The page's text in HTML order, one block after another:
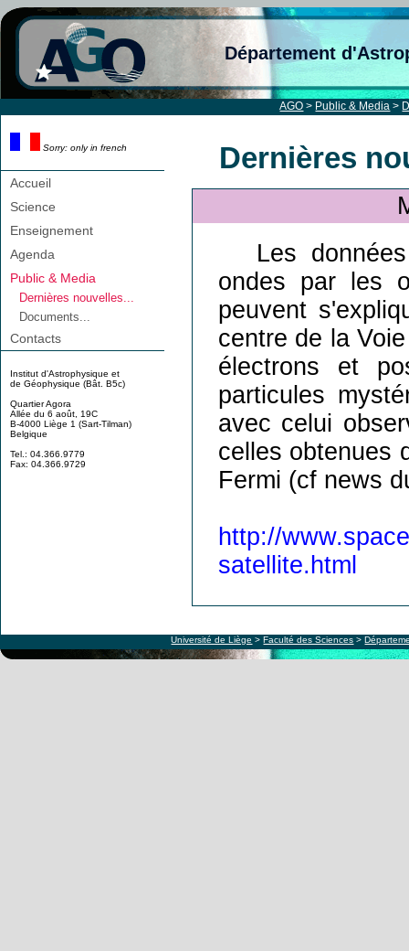
Département
AGO > Public & Media >
Sorry: only in french
Accueil
Science
Enseignement
Agenda
Public & Media
Dernières nouvelles...
Documents...
Contacts
Institut d'Astrophysique et
de Géophysique (Bât. B5c)
Quartier Agora
Allée du 6 août, 19C
B-4000 Liège 1 (Sart-Tilman)
Belgique
Tel.: 04.366.9779
Fax: 04.366.9729
Dernières
Les
ondes par les
peuvent
centre de la
électrons et
particules
avec celui
celles obtenues
Fermi (cf news
http://
satellite.html
Université de Liège >Faculté des Sciences >